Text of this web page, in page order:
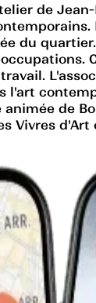
de
du
l'art
de
Vivres